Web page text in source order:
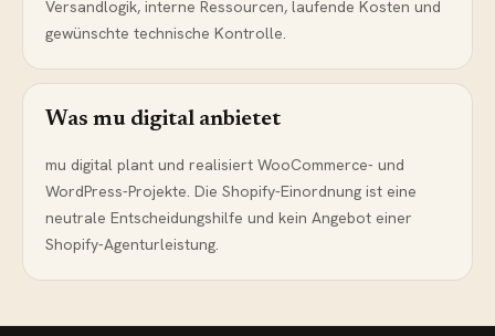
Versandlogik, interne Ressourcen, laufende Kosten und
gewünschte technische Kontrolle.
Was mu digital anbietet
mu digital plant und realisiert WooCommerce- und
WordPress-Projekte. Die Shopify-Einordnung ist eine
neutrale Entscheidungshilfe und kein Angebot einer
Shopify-Agenturleistung.